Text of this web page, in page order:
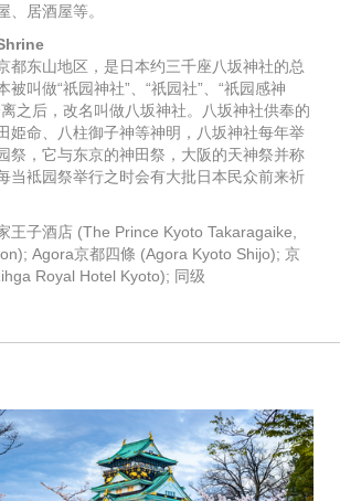
、居酒屋等。
都东山地区，是日本约三千座八坂神社的总
叫做“祇园神社”、“祇园社”、“祇园感神
之后，改名叫做八坂神社。八坂神社供奉的
姫命、八柱御子神等神明，八坂神社每年举
祭，它与东京的神田祭，大阪的天神祭并称
当袛园祭举行之时会有大批日本民众前来祈
王子酒店 (The Prince Kyoto Takaragaike,
Agora京都四條 (Agora Kyoto Shijo); 京
Royal Hotel Kyoto); 同级